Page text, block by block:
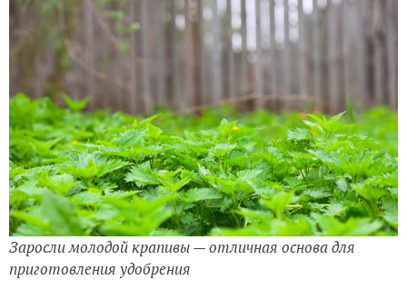
Заросли молодой крапивы — отличная основа для
приготовления удобрения